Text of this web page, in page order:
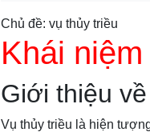
Chủ đề: vụ thủy triều
Khái
Giới thiệu
Vụ thủy triều là hiện